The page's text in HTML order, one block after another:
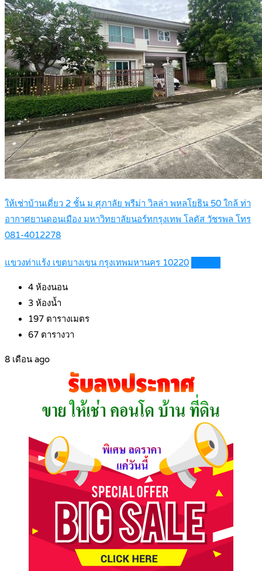
ให้เช่าบ้านเดี่ยว 2 ชั้น ม.ศุภาลัย พรีม่า วิลล่า พหลโยธิน 50 ใกล้ ท่า
อากาศยานดอนเมือง มหาวิทยาลัยนอร์ทกรุงเทพ โลตัส วัชรพล โทร
081-4012278
แขวงท่าแร้ง เขตบางเขน กรุงเทพมหานคร 10220
4 ห้องนอน
3 ห้องน้ำ
197 ตารางเมตร
67 ตารางวา
8 เดือน ago